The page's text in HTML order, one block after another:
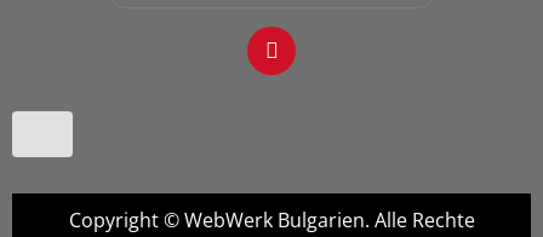
Copyright © WebWerk Bulgarien. Alle Rechte